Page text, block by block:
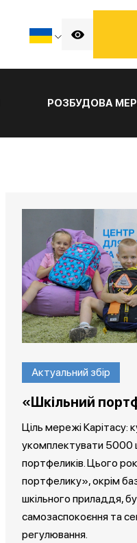
РОЗБУДОВА
Актуальний збір
«Шкільний
Ціль мережі Карітасу:
укомплектувати 5000
портфеликів. Цього
портфелику», окрім
шкільного приладдя,
самозаспокоєння та
регулювання.